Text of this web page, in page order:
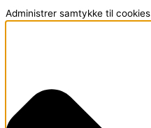
Administrer samtykke til cookies